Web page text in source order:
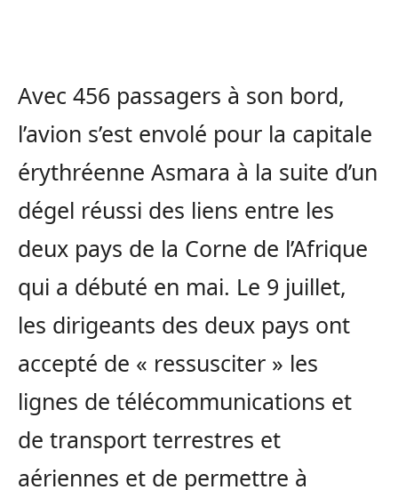
Avec 456 passagers à son bord,
l’avion s’est envolé pour la capitale
érythréenne Asmara à la suite d’un
dégel réussi des liens entre les
deux pays de la Corne de l’Afrique
qui a débuté en mai. Le 9 juillet,
les dirigeants des deux pays ont
accepté de « ressusciter » les
lignes de télécommunications et
de transport terrestres et
aériennes et de permettre à